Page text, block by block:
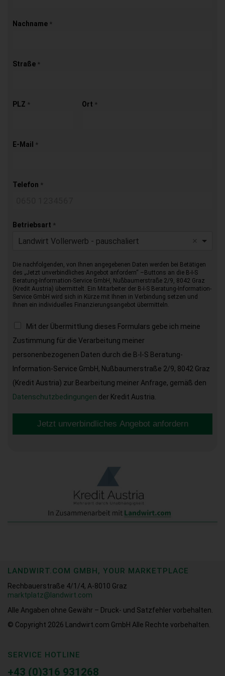
Nachname *
Straße *
PLZ * Ort *
E-Mail *
Telefon *
Betriebsart *
Landwirt Vollerwerb - pauschaliert
Die nachfolgenden, von Ihnen angegebenen Daten werden bei Betätigen
des „Jetzt unverbindliches Angebot anfordern“ –Buttons an die B-I-S
Beratung-Information-Service GmbH, Nußbaumerstraße 2/9, 8042 Graz
(Kredit Austria) übermittelt. Ein Mitarbeiter der B-I-S Beratung-Information-
Service GmbH wird sich in Kürze mit Ihnen in Verbindung setzen und
Ihnen ein individuelles Finanzierungsangebot übermitteln.
Mit der Übermittlung dieses Formulars gebe ich meine
Zustimmung für die Verarbeitung meiner
personenbezogenen Daten durch die B-I-S Beratung-
Information-Service GmbH, Nußbaumerstraße 2/9, 8042 Graz
(Kredit Austria) zur Bearbeitung meiner Anfrage, gemäß den
Datenschutzbedingungen der Kredit Austria.
Jetzt unverbindliches Angebot anfordern
LANDWIRT.COM GMBH, YOUR MARKETPLACE
Rechbauerstraße 4/1/4, A-8010 Graz
marktplatz@landwirt.com
Alle Angaben ohne Gewähr – Druck- und Satzfehler vorbehalten.
© Copyright 2026 Landwirt.com GmbH Alle Rechte vorbehalten.
SERVICE HOTLINE
+43 (0)316 931268